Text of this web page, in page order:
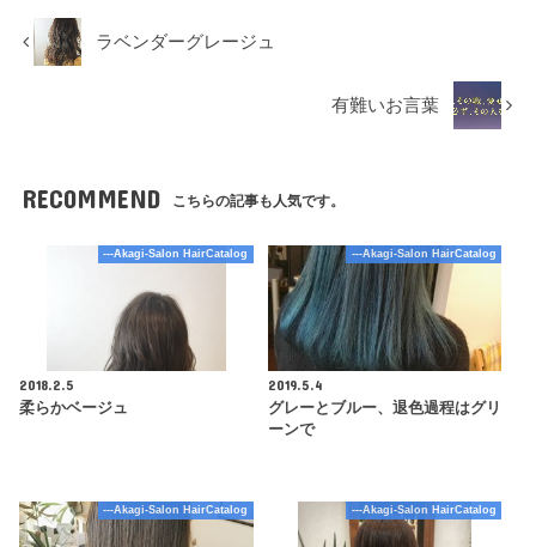
ラベンダーグレージュ
有難いお言葉
RECOMMEND こちらの記事も人気です。
---Akagi-Salon HairCatalog
2018.2.5
柔らかベージュ
---Akagi-Salon HairCatalog
2019.5.4
グレーとブルー、退色過程はグリ
ーンで
---Akagi-Salon HairCatalog ---Akagi-Salon HairCatalog